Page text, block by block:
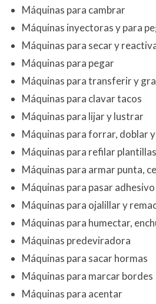
Máquinas para cambrar
Máquinas inyectoras y para
Máquinas para secar y
Máquinas para pegar
Máquinas para transferir y
Máquinas para clavar tacos
Máquinas para lijar y lustrar
Máquinas para forrar, doblar
Máquinas para refilar plantillas
Máquinas para armar punta,
Máquinas para pasar adhesivo
Máquinas para ojalillar y
Máquinas para humectar,
Máquinas predeviradora
Máquinas para sacar hormas
Máquinas para marcar bordes
Máquinas para acentar